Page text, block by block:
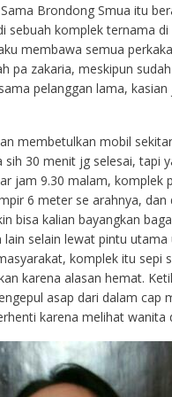
Brondong Smua itu
sebuah komplek ternama
membawa semua
pa zakaria, meskipun
pelanggan lama,
membetulkan mobil
30 menit jg selesai, tapi
jam 9.30 malam, komplek
6 meter se arahnya,
bisa kalian bayangkan
selain lewat pintu
komplek itu sepi
karena alasan hemat.
asap dari dalam cap
karena melihat wanita